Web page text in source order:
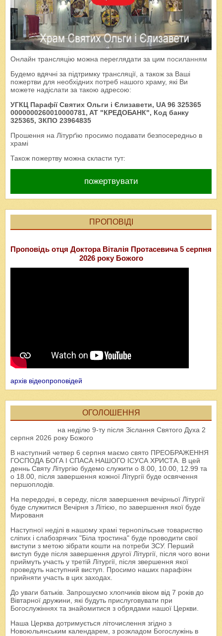
Онлайн трансляцію можна переглядати за цим посиланням
Будемо вдячні за підтримку трансляції, а також за Ваші
пожертви для необхідних потреб нашого храму, які Ви
можете надіслати за такою адресою:
УГКЦ Парафії Святих Ольги і Єлизавети, UA 96 325365
0000000260010000781, AT "КРЕДОБАНК", Код банку
325365, ЗКПО 23964835
Прошення на Літурґію просимо подавати безпосередньо в
храмі
Також пожертву можна скласти тут:
пожертвувати
ПРОПОВІДІ
Проповідь отця Доктора Віталія Протасевича 5 серпня
2026 року Божого
архів відеопроповідей
ОГОЛОШЕННЯ
на неділю 9-ту після Зіслання Святого Духа 2
серпня 2026 року Божого
В наступний четвер 6 серпня маємо свято ПРЕОБРАЖЕННЯ
ГОСПОДА БОГА І СПАСА НАШОГО ІСУСА ХРИСТА. В цей
деннь Святу Літургію будемо служити о 8.00, 10.00, 12.99 та
о 18.00, після завершення кожної Літургії буде освячення
першоплодів.
На передодні, в середу, після завершення вечірньої Літургії
буде служитися Вечірня з Літією, по завершення якої буде
Мированя
Наступної неділі в нашому храмі тернопільське товариство
сліпих і слабозрячих "Біла тростина" буде проводити свої
виступи з метою зібрати кошти на потреби ЗСУ. Перший
виступ буде після завершення другої Літургії, після чого вони
приймуть участь у третій Літургії, після звершення якої
проведуть наступний виступ. Просимо наших парафіян
прийняти участь в цих заходах.
До уваги батьків. Запрошуємо хлопчиків віком від 7 років до
Вівтарної дружини, які будуть прислуговувати при
Богослужіннях та знайомитися з обрядами нашої Церкви.
Наша Церква дотримується літочислення згідно з
Новоюльянським календарем, з розкладом Богослужінь в